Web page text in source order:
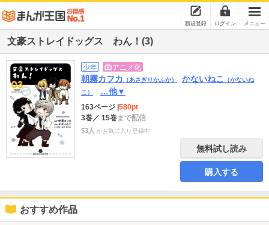
新規登録 ログイン メニュー
文豪ストレイドッグス わん！(3)
少年 アニメ化
朝霧カフカ （あさぎりかふか） かないねこ
（かないね
こ）
…他▼
163ページ 580pt
3巻／ 15巻まで配信
53人 がお気に入り登録中
無料試し読み
購入する
おすすめ作品